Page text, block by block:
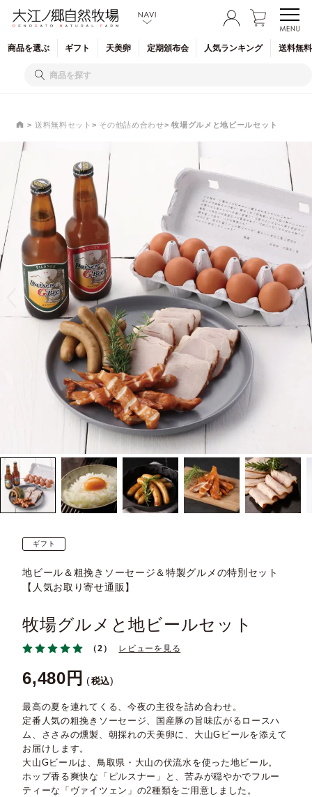
商品を選ぶ ギフト 天美卵 定期頒布会 人気ランキング 送料無
送料無料セット その他詰め合わせ 牧場グルメと地ビールセット
ギフト
地ビール＆粗挽きソーセージ＆特製グルメの特別セット
【人気お取り寄せ通販】
牧場グルメと地ビールセット
（2） レビューを見る
6,480 税込
最高の夏を連れてくる、今夜の主役を詰め合わせ。
定番人気の粗挽きソーセージ、国産豚の旨味広がるロースハ
ム、ささみの燻製、朝採れの天美卵に、大山Gビールを添えて
お届けします。
大山Gビールは、鳥取県・大山の伏流水を使った地ビール。
ホップ香る爽快な「ピルスナー」と、苦みが穏やかでフルー
ティーな「ヴァイツェン」の2種類をご用意しました。